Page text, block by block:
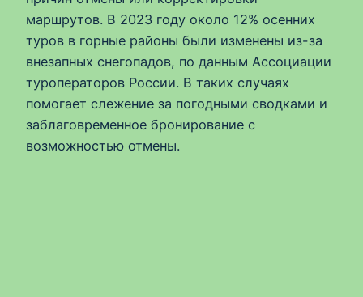
маршрутов. В 2023 году около 12% осенних
туров в горные районы были изменены из-за
внезапных снегопадов, по данным Ассоциации
туроператоров России. В таких случаях
помогает слежение за погодными сводками и
заблаговременное бронирование с
возможностью отмены.